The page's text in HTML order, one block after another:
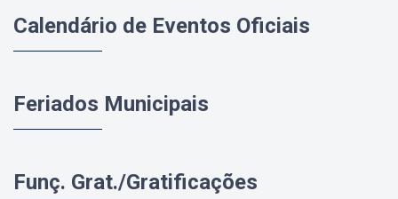
Calendário de Eventos Oficiais
Feriados Municipais
Funç. Grat./Gratificações